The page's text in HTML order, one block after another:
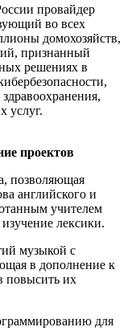
провайдер
во всех
домохозяйств,
признанный
решениях в
услуг.
проектов
позволяющая
английского и
учителем
лексики.
музыкой с
в дополнение к
повысить их
для